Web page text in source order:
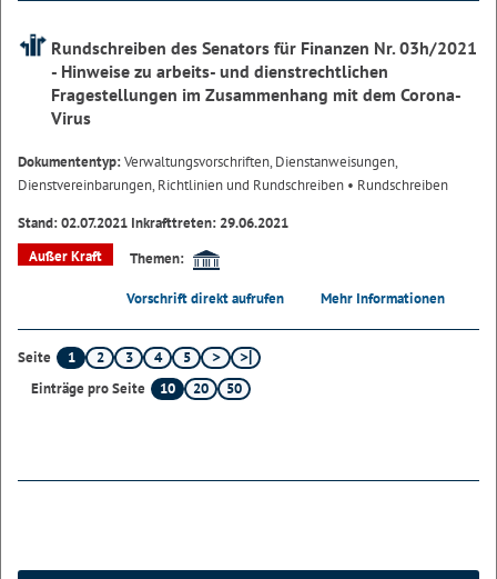
Rundschreiben des Senators für Finanzen Nr. 03h/2021
- Hinweise zu arbeits- und dienstrechtlichen
Fragestellungen im Zusammenhang mit dem Corona-
Virus
Dokumententyp:Verwaltungsvorschriften, Dienstanweisungen,
Dienstvereinbarungen, Richtlinien und Rundschreiben • Rundschreiben
Stand: 02.07.2021 Inkrafttreten: 29.06.2021
Außer Kraft
Themen:
Vorschrift direkt aufrufen Mehr Informationen
Seite 1 2 3 4
5
Einträge pro Seite
10 20 50